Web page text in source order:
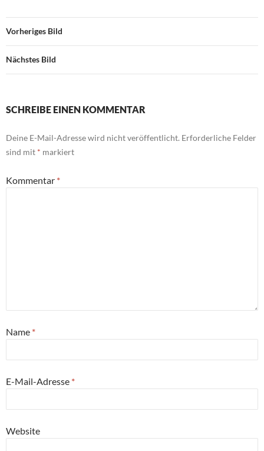
Vorheriges Bild
Nächstes Bild
SCHREIBE EINEN KOMMENTAR
Deine E-Mail-Adresse wird nicht veröffentlicht. Erforderliche Felder
sind mit * markiert
Kommentar *
Name *
E-Mail-Adresse *
Website